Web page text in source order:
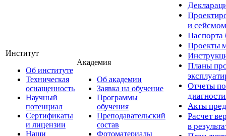
Институт
Об институте
Техническая
оснащенность
Научный
потенциал
Сертификаты
и лицензии
Наши
Академия
Об академии
Заявка на обучение
Программы
обучения
Преподавательский
состав
Фотоматериалы
и
Паспорта
Проекты
Планы
Отчеты по
Акты
Расчет
в